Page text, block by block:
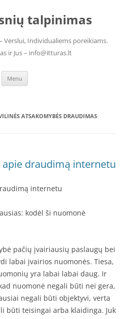
talpinimas
Verslui, Individualiems poreikiams.
ir Jus – info@itturas.lt
Menu
ATSAKOMYBĖS DRAUDIMAS
draudimą internetu
internetu
kodėl ši nuomonė
pačių įvairiausių paslaugų bei
labai įvairios nuomonės. Tiesa,
yra labai labai daug. Ir
nuomonė negali būti nei gera,
negali būti objektyvi, verta
būti teisingai arba klaidinga. Juk